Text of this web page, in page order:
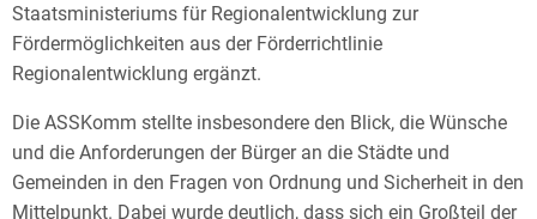
Staatsministeriums für Regionalentwicklung zur
Fördermöglichkeiten aus der Förderrichtlinie
Regionalentwicklung ergänzt.
Die ASSKomm stellte insbesondere den Blick, die Wünsche
und die Anforderungen der Bürger an die Städte und
Gemeinden in den Fragen von Ordnung und Sicherheit in den
Mittelpunkt. Dabei wurde deutlich, dass sich ein Großteil der